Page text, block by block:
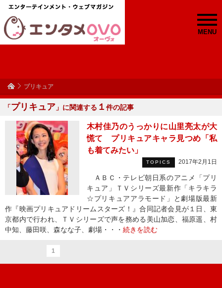
MENU
プリキュア
「プリキュア 」に関連する １ 件の記事
木村佳乃のうっかりに山里亮太が大
慌て プリキュアキャラ見つめ「私
も着てみたい」
TOPICS 2017年2月1日
ＡＢＣ・テレビ朝日系のアニメ「プリ
キュア」ＴＶシリーズ最新作「キラキラ
☆プリキュアアラモード」と劇場版最新
作『映画プリキュアドリームスターズ！』合同記者会見が１日、東
京都内で行われ、ＴＶシリーズで声を務める美山加恋、福原遥、村
中知、藤田咲、森なな子、劇場・・・ 続きを読む
1